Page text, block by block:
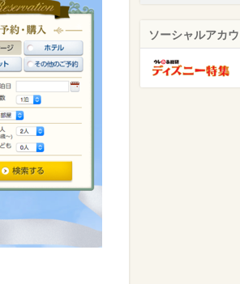
ソーシャルアカウ